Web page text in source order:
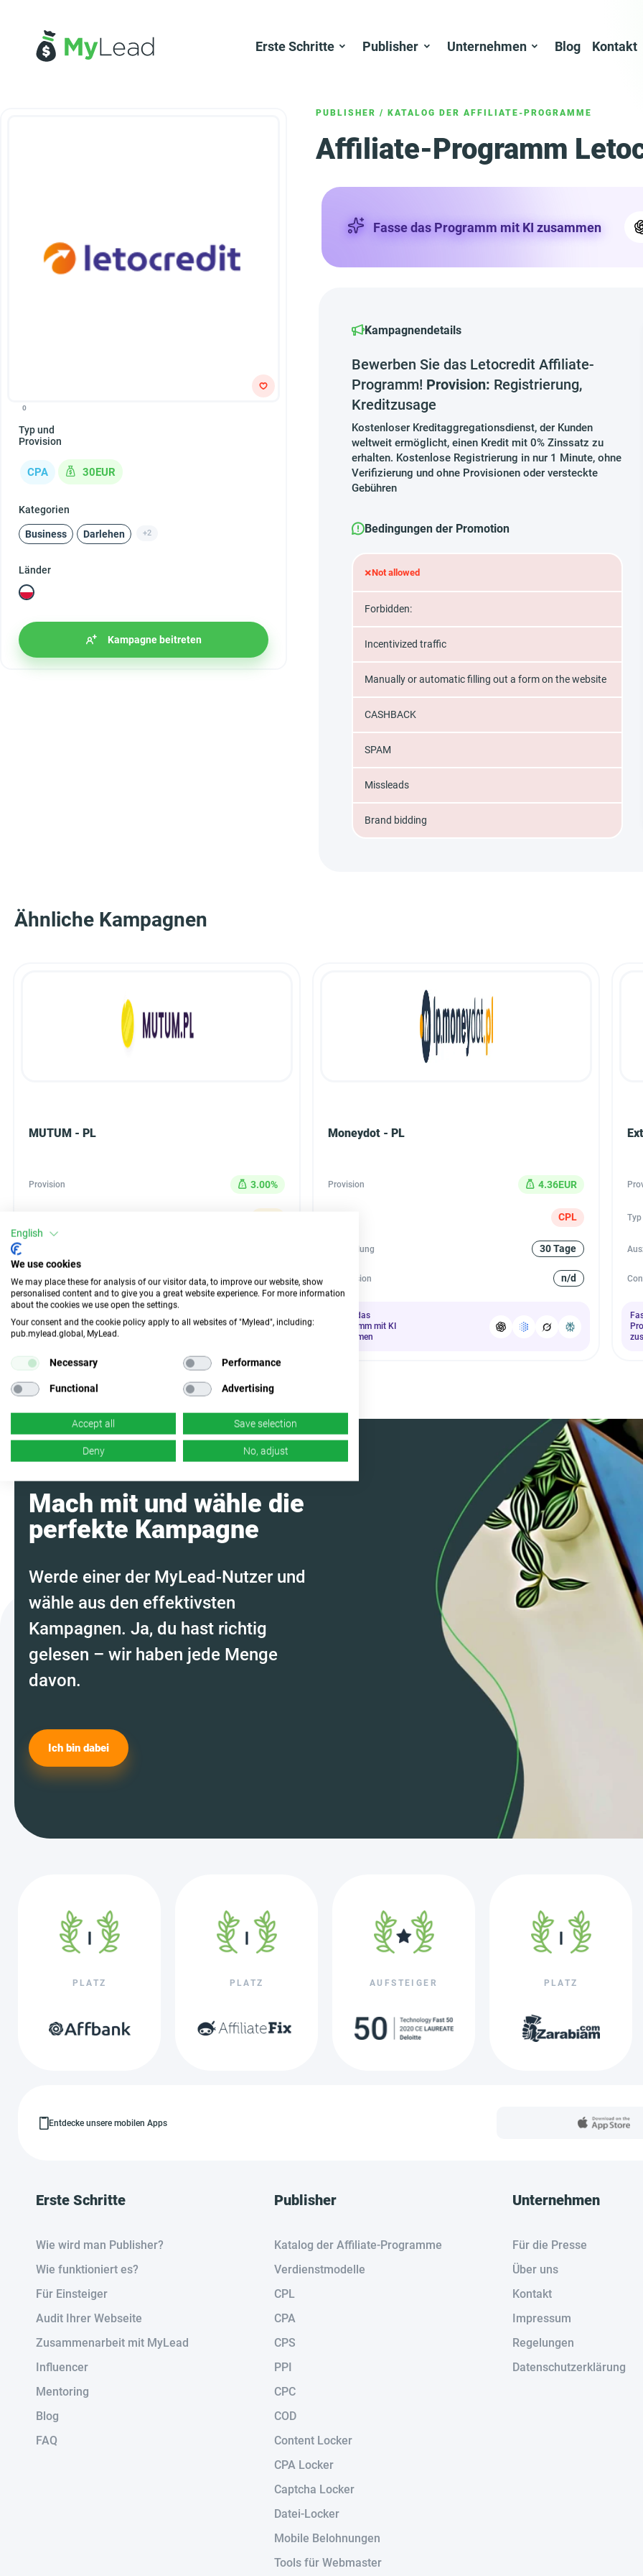
Erste Schritte Publisher Unternehmen Blog Kontakt
PUBLISHER / KATALOG DER AFFILIATE-PROGRAMME
Affiliate-Programm
0
Typ und
Provision
CPA 30EUR
Kategorien
Business Darlehen +2
Länder
Kampagne beitreten
Fasse das Programm mit KI zusammen
Kampagnendetails
Bewerben Sie das Letocredit Affiliate-
Programm! Provision: Registrierung,
Kreditzusage
Kostenloser Kreditaggregationsdienst, der Kunden
weltweit ermöglicht, einen Kredit mit 0% Zinssatz zu
erhalten. Kostenlose Registrierung in nur 1 Minute, ohne
Verifizierung und ohne Provisionen oder versteckte
Gebühren
Bedingungen der Promotion
×Not allowed
Forbidden:
Incentivized traffic
Manually or automatic filling out a form on the website
CASHBACK
SPAM
Missleads
Brand bidding
Ähnliche Kampagnen
MUTUM - PL
Provision 3.00%
Conversion n/d
Programm mit KI
zusammen
Moneydot - PL
Provision 4.36EUR
CPL
Auszahlung 30 Tage
Conversion n/d
Fasse das
Programm mit KI
zusammen
Typ
Mach mit und wähle die
perfekte Kampagne
Werde einer der MyLead-Nutzer und
wähle aus den effektivsten
Kampagnen. Ja, du hast richtig
gelesen – wir haben jede Menge
davon.
Ich bin dabei
PLATZ PLATZ AUFSTEIGER PLATZ
Entdecke unsere mobilen Apps
Erste Schritte
Wie wird man Publisher?
Wie funktioniert es?
Für Einsteiger
Audit Ihrer Webseite
Zusammenarbeit mit MyLead
Influencer
Mentoring
Blog
FAQ
Publisher
Katalog der Affiliate-Programme
Verdienstmodelle
CPL
CPA
CPS
PPI
CPC
COD
Content Locker
CPA Locker
Captcha Locker
Datei-Locker
Mobile Belohnungen
Tools für Webmaster
Unternehmen
Für die Presse
Über uns
Kontakt
Impressum
Regelungen
Datenschutzerklärung
English
We use cookies
We may place these for analysis of our visitor data, to improve our website, show
personalised content and to give you a great website experience. For more information
about the cookies we use open the settings.
Your consent and the cookie policy apply to all websites of "Mylead", including:
pub.mylead.global, MyLead.
Necessary Performance
Functional Advertising
Accept all Save selection
Deny No, adjust